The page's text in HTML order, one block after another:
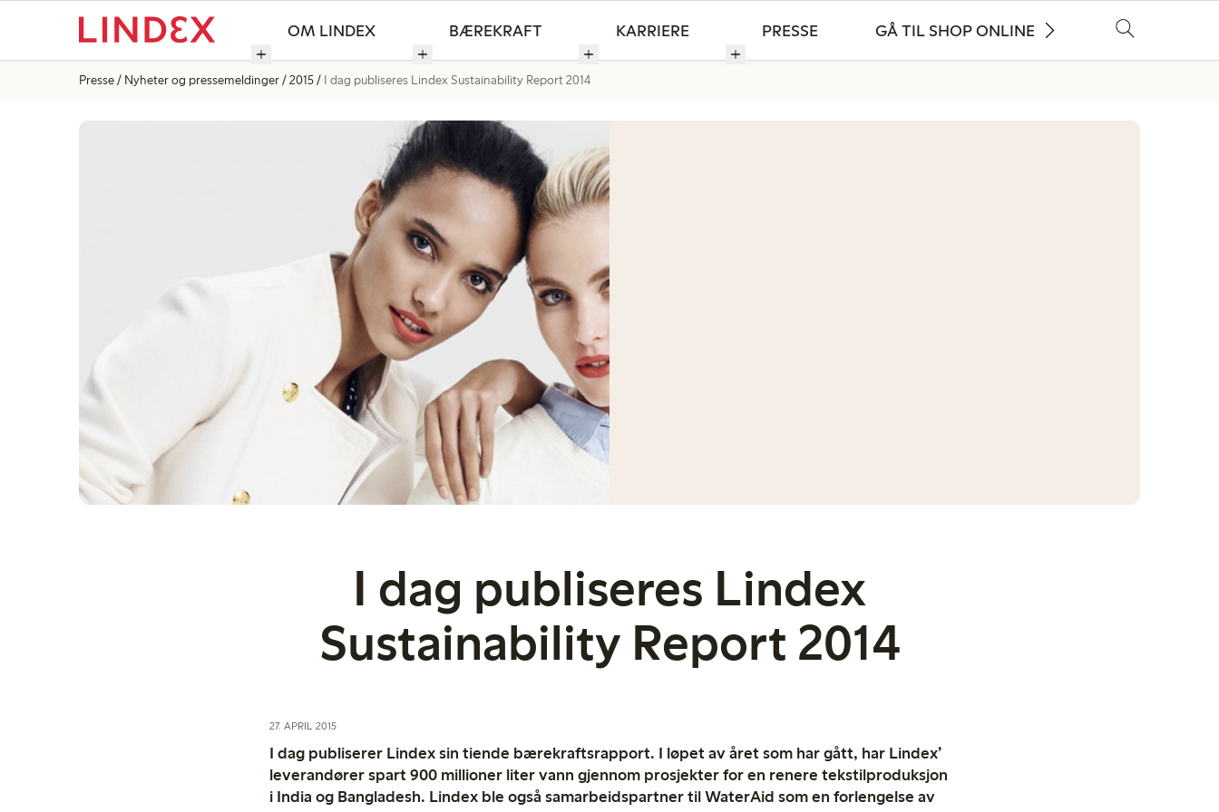
OM LINDEX BÆREKRAFT KARRIERE PRESSE GÅ TIL SHOP ONLINE
Presse Nyheter og pressemeldinger 2015 I dag publiseres Lindex Sustainability Report 2014
I dag publiseres Lindex
Sustainability Report 2014
27. APRIL 2015
I dag publiserer Lindex sin tiende bærekraftsrapport. I løpet av året som har gått, har Lindex’
leverandører spart 900 millioner liter vann gjennom prosjekter for en renere tekstilproduksjon
i India og Bangladesh. Lindex ble også samarbeidspartner til WaterAid som en forlengelse av